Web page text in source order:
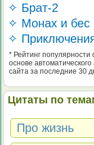
✧ Брат-2
✧ Монах и бес
✧
* Рейтинг
основе
сайта за последние 30
Цитаты по
Про жизнь